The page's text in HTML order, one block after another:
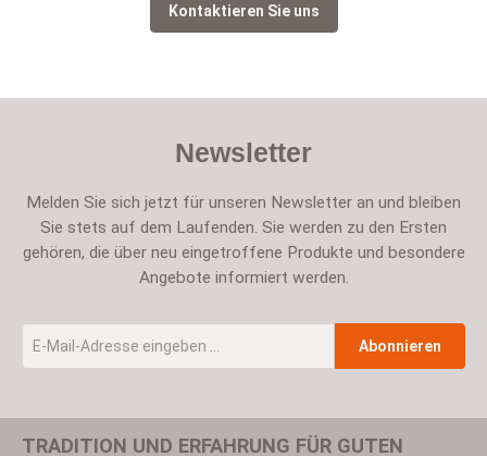
Kontaktieren Sie uns
Newsletter
Melden Sie sich jetzt für unseren Newsletter an und bleiben
Sie stets auf dem Laufenden. Sie werden zu den Ersten
gehören, die über neu eingetroffene Produkte und besondere
Angebote informiert werden.
Abonnieren
TRADITION UND ERFAHRUNG FÜR GUTEN